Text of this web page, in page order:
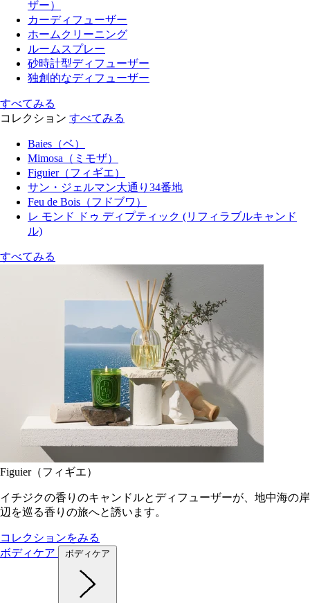
ザー）
カーディフューザー
ホームクリーニング
ルームスプレー
砂時計型ディフューザー
独創的なディフューザー
すべてみる
コレクション すべてみる
Baies（ベ）
Mimosa（ミモザ）
Figuier（フィギエ）
サン・ジェルマン大通り34番地
Feu de Bois（フドブワ）
レ モンド ドゥ ディプティック (リフィラブルキャンド
ル)
すべてみる
Figuier（フィギエ）
イチジクの香りのキャンドルとディフューザーが、地中海の岸
辺を巡る香りの旅へと誘います。
コレクションをみる
ボディケア
ボディケア